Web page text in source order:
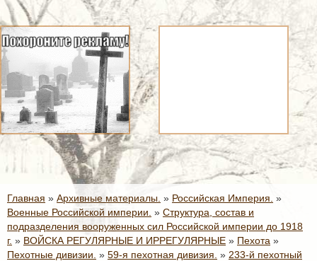
Главная » Архивные материалы. » Российская Империя. »
Военные Российской империи. » Структура, состав и
подразделения вооруженных сил Российской империи до 1918
г. » ВОЙСКА РЕГУЛЯРНЫЕ И ИРРЕГУЛЯРНЫЕ » Пехота »
Пехотные дивизии. » 59-я пехотная дивизия. » 233-й пехотный